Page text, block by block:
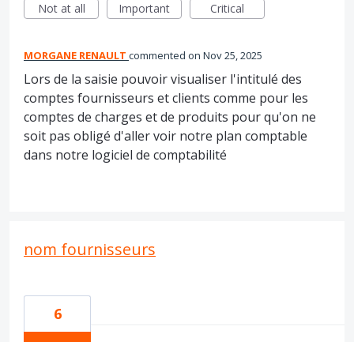
Not at all
Important Critical
MORGANE RENAULT commented Nov 25, 2025
Lors de la saisie pouvoir visualiser l'intitulé des
comptes fournisseurs et clients comme pour les
comptes de charges et de produits pour qu'on ne
soit pas obligé d'aller voir notre plan comptable
dans notre logiciel de comptabilité
nom fournisseurs
6